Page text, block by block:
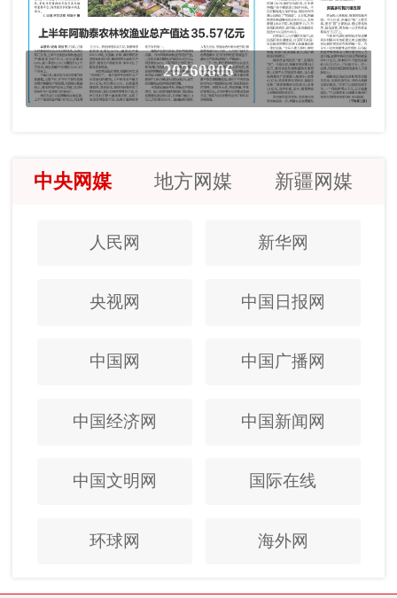
20260806
中央网媒 地方网媒 新疆网媒
人民网 新华网
央视网 中国日报网
中国网 中国广播网
中国经济网 中国新闻网
中国文明网 国际在线
环球网 海外网